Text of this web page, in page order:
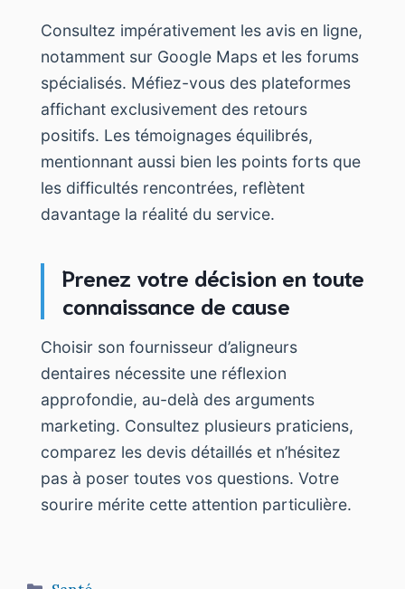
Consultez impérativement les avis en ligne,
notamment sur Google Maps et les forums
spécialisés. Méfiez-vous des plateformes
affichant exclusivement des retours
positifs. Les témoignages équilibrés,
mentionnant aussi bien les points forts que
les difficultés rencontrées, reflètent
davantage la réalité du service.
Prenez votre décision en toute
connaissance de cause
Choisir son fournisseur d’aligneurs
dentaires nécessite une réflexion
approfondie, au-delà des arguments
marketing. Consultez plusieurs praticiens,
comparez les devis détaillés et n’hésitez
pas à poser toutes vos questions. Votre
sourire mérite cette attention particulière.